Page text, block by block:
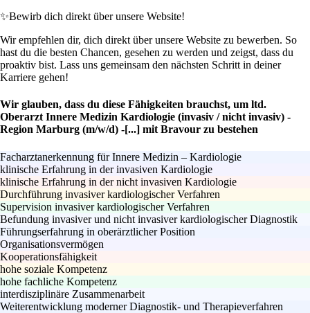
✨Bewirb dich direkt über unsere Website!
Wir empfehlen dir, dich direkt über unsere Website zu bewerben. So
hast du die besten Chancen, gesehen zu werden und zeigst, dass du
proaktiv bist. Lass uns gemeinsam den nächsten Schritt in deiner
Karriere gehen!
Wir glauben, dass du diese Fähigkeiten brauchst, um ltd.
Oberarzt Innere Medizin Kardiologie (invasiv / nicht invasiv) -
Region Marburg (m/w/d) -[...] mit Bravour zu bestehen
Facharztanerkennung für Innere Medizin – Kardiologie
klinische Erfahrung in der invasiven Kardiologie
klinische Erfahrung in der nicht invasiven Kardiologie
Durchführung invasiver kardiologischer Verfahren
Supervision invasiver kardiologischer Verfahren
Befundung invasiver und nicht invasiver kardiologischer Diagnostik
Führungserfahrung in oberärztlicher Position
Organisationsvermögen
Kooperationsfähigkeit
hohe soziale Kompetenz
hohe fachliche Kompetenz
interdisziplinäre Zusammenarbeit
Weiterentwicklung moderner Diagnostik- und Therapieverfahren